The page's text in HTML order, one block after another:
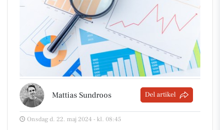
Mattias Sundroos Del artikel
Onsdag d. 22. maj 2024 - kl. 08:45